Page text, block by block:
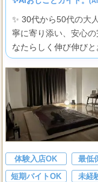
✨ 30代から50代の大
寧に寄り添い、安心
なたらしく伸び伸び
と一生もののスキル
体験入店OK 最低
短期バイトOK
未経